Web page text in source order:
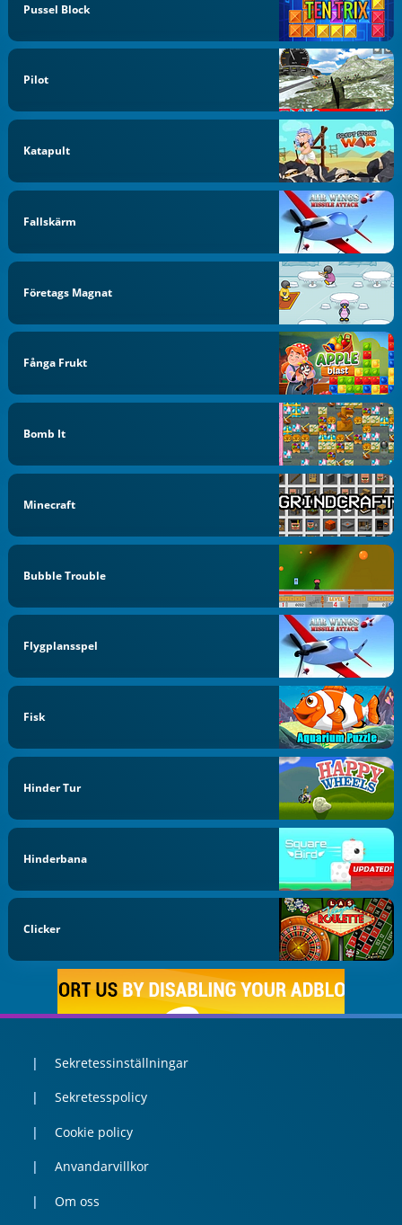
Pussel Block
Pilot
Katapult
Fallskärm
Företags Magnat
Fånga Frukt
Bomb It
Minecraft
Bubble Trouble
Flygplansspel
Fisk
Hinder Tur
Hinderbana
Clicker
Sekretessinställningar
Sekretesspolicy
Cookie policy
Anvandarvillkor
Om oss